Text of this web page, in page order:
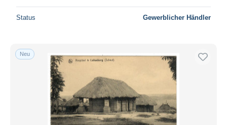
Status Gewerblicher Händler
Neu